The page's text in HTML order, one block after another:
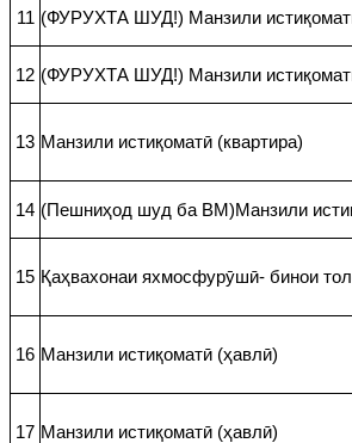
11 (ФУРУХТА ШУД!) Манзили
12 (ФУРУХТА ШУД!) Манзили
13 Манзили истиқоматӣ (квартира)
14 (Пешниҳод шуд ба ВМ)Манзили
15 Қаҳвахонаи яхмосфурӯшӣ- бинои
16 Манзили истиқоматӣ (ҳавлӣ)
17 Манзили истиқоматӣ (ҳавлӣ)